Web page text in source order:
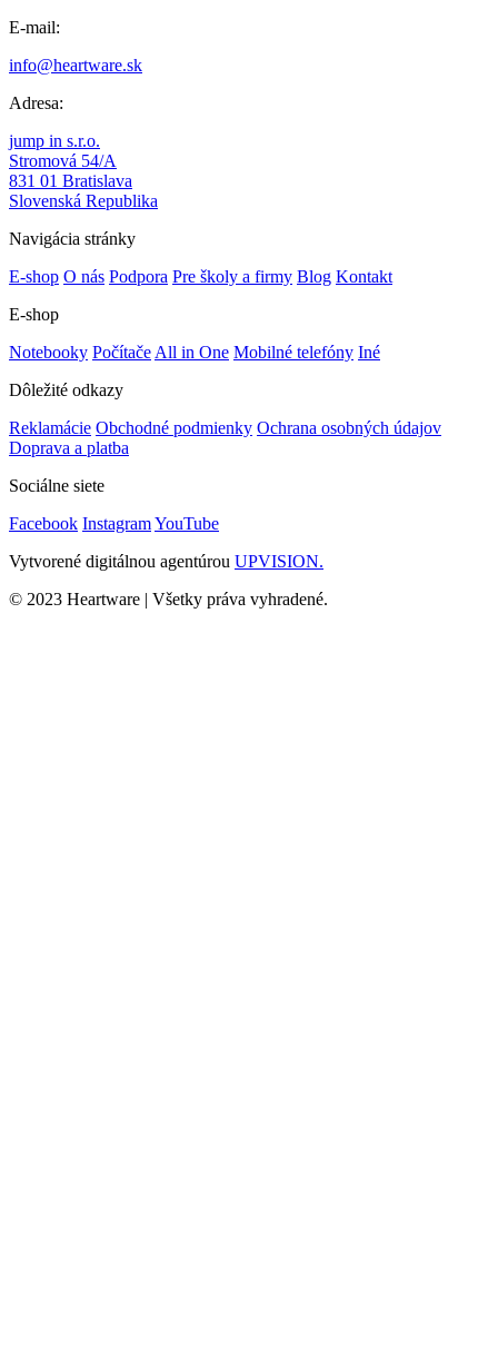
E-mail:
info@heartware.sk
Adresa:
jump in s.r.o.
Stromová 54/A
831 01 Bratislava
Slovenská Republika
Navigácia stránky
E-shop O nás Podpora Pre školy a firmy Blog Kontakt
E-shop
Notebooky Počítače All in One Mobilné telefóny Iné
Dôležité odkazy
Reklamácie Obchodné podmienky Ochrana osobných údajov
Doprava a platba
Sociálne siete
Facebook InstagramYouTube
Vytvorené digitálnou agentúrou UPVISION.
© 2023 Heartware | Všetky práva vyhradené.